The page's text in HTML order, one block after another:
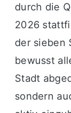
durch die
2026
der sieben
bewusst
Stadt
sondern